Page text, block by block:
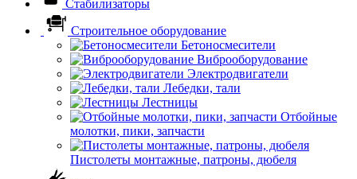
Стабилизаторы
Строительное оборудование
Бетоносмесители
Виброоборудование
Электродвигатели
Лебедки, тали
Лестницы
Отбойные
молотки, пики, запчасти
Пистолеты монтажные, патроны, дюбеля